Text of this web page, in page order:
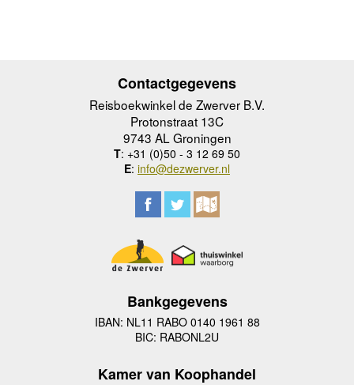
Contactgegevens
Reisboekwinkel de Zwerver B.V.
Protonstraat 13C
9743 AL Groningen
T: +31 (0)50 - 3 12 69 50
E: info@dezwerver.nl
Bankgegevens
IBAN: NL11 RABO 0140 1961 88
BIC: RABONL2U
Kamer van Koophandel